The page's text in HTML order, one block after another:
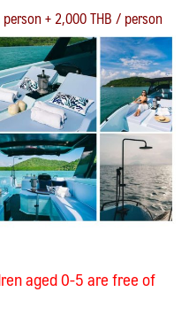
+ 2,000 THB / person
aged 0-5 are free of